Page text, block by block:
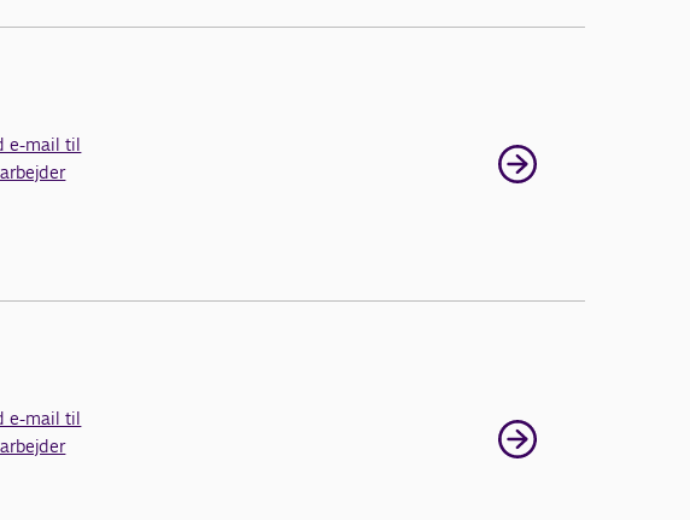
e-mail til
e-mail til